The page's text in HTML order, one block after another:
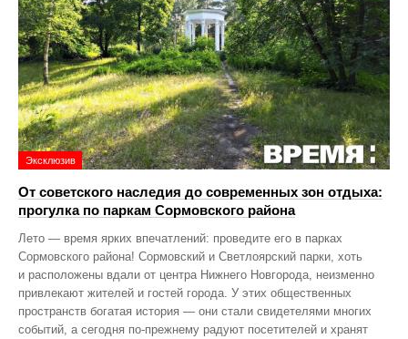
Эксклюзив
От советского наследия до современных зон отдыха:
прогулка по паркам Сормовского района
Лето — время ярких впечатлений: проведите его в парках
Сормовского района! Сормовский и Светлоярский парки, хоть
и расположены вдали от центра Нижнего Новгорода, неизменно
привлекают жителей и гостей города. У этих общественных
пространств богатая история — они стали свидетелями многих
событий, а сегодня по‑прежнему радуют посетителей и хранят